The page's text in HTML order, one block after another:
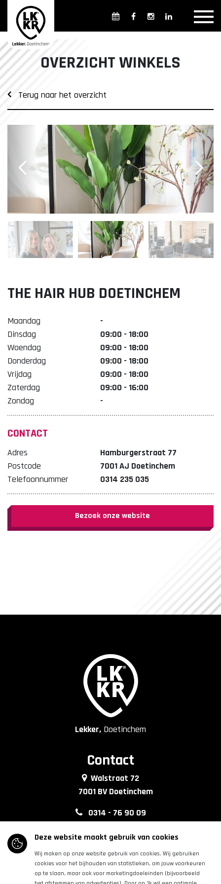
Overzicht winkels
Openingsdagen en -tijden
Weekmarkten
Overzicht Cultuur & Musea
Parkeren in Doetinchem
Openbaar vervoer
Gratis Shuttle
Organisatie Binnenstadbedrijf Doetinchem
OVERZICHT WINKELS
Terug naar het overzicht
THE HAIR HUB DOETINCHEM
Maandag
-
Dinsdag
09:00 - 18:00
Woendag
09:00 - 18:00
Donderdag
09:00 - 18:00
Vrijdag
09:00 - 18:00
Zaterdag
09:00 - 16:00
Zondag
-
CONTACT
Adres
Hamburgerstraat 77
Postcode
7001 AJ Doetinchem
Telefoonnummer
0314 235 035
Bezoek onze website
Lekker, Doetinchem
Contact
Walstraat 72
7001 BV Doetinchem
0314 - 76 90 09
info@lkkrdoetinchem.nl
Volg ons
Deze website maakt gebruik van cookies
Wij maken op onze website gebruik van cookies. Wij gebruiken
cookies voor het bijhouden van statistieken, om jouw voorkeuren
op te slaan, maar ook voor marketingdoeleinden (bijvoorbeeld